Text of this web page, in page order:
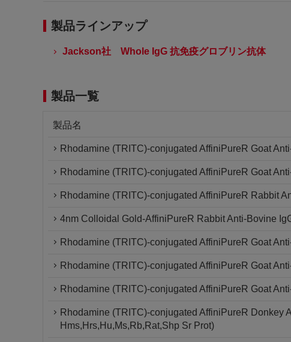
製品ラインアップ
Jackson社 Whole IgG 抗免疫グロブリン抗体
製品一覧
製品名
Rhodamine (TRITC)-conjugated AffiniPureR Goat
Rhodamine (TRITC)-conjugated AffiniPureR Goat
Rhodamine (TRITC)-conjugated AffiniPureR Rabbit
4nm Colloidal Gold-AffiniPureR Rabbit Anti-Bovine
Rhodamine (TRITC)-conjugated AffiniPureR Goat
Rhodamine (TRITC)-conjugated AffiniPureR Goat
Rhodamine (TRITC)-conjugated AffiniPureR Goat
Rhodamine (TRITC)-conjugated AffiniPureR Donkey
Hms,Hrs,Hu,Ms,Rb,Rat,Shp Sr Prot)